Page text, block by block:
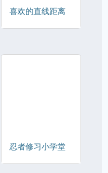
喜欢的直线距离
忍者修习小学堂